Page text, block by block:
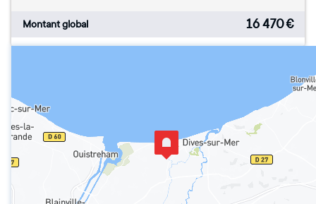
Montant global 16 470€